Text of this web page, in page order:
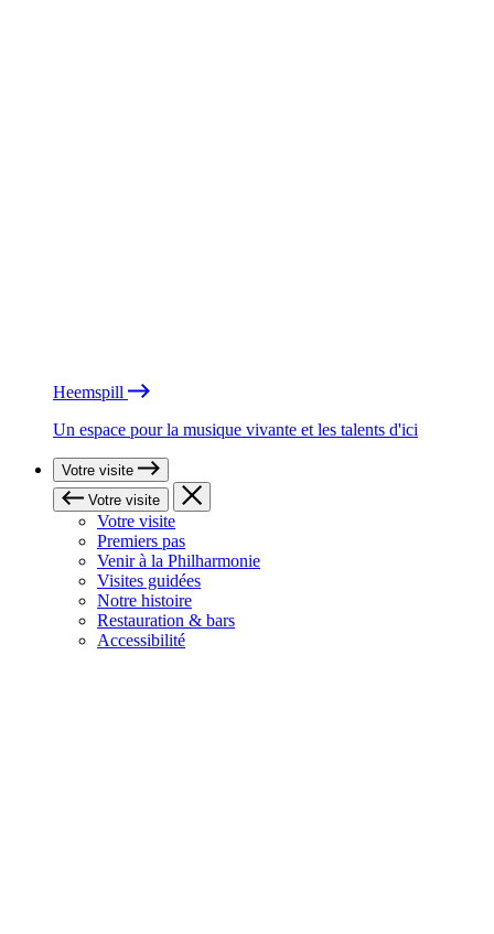
Heemspill
Un espace pour la musique vivante et les talents d'ici
Votre visite
Votre visite
Votre visite
Premiers pas
Venir à la Philharmonie
Visites guidées
Notre histoire
Restauration & bars
Accessibilité